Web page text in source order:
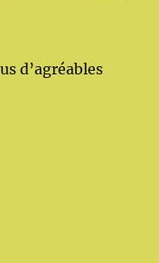
d’agréables